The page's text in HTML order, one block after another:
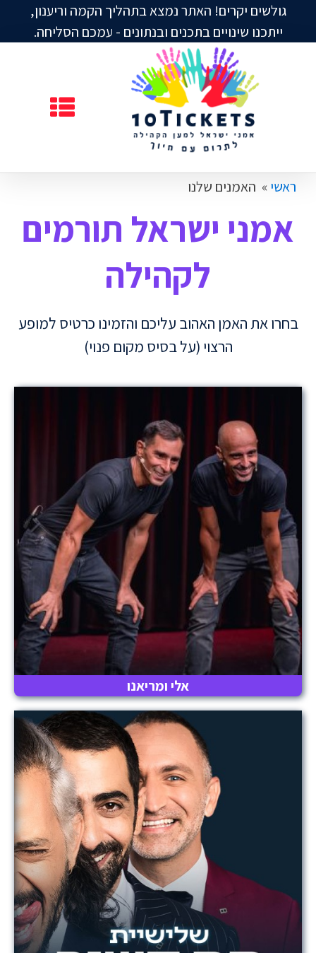
גולשים יקרים! האתר נמצא בתהליך הקמה וריענון,
ייתכנו שינויים בתכנים ובנתונים - עמכם הסליחה.
ראשי» האמנים שלנו
אמני ישראל תורמים
לקהילה
בחרו את האמן האהוב עליכם והזמינו כרטיס למופע
הרצוי (על בסיס מקום פנוי)
אלי ומריאנו